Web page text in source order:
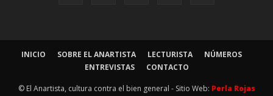
INICIO SOBRE EL ANARTISTA LECTURISTA
NÚMEROS
ENTREVISTAS
CONTACTO
© El Anartista, cultura contra el bien general - Sitio Web: Perla Rojas